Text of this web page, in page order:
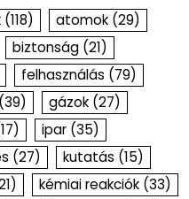
(118) atomok (29)
biztonság (21)
felhasználás (79)
(39) gázok (27)
ipar (35)
(27) kutatás (15)
kémiai reakciók (33)